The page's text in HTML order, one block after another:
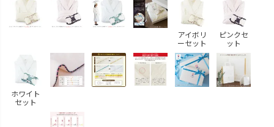
アイボリ
ーセット
ピンクセ
ット
ホワイト
セット